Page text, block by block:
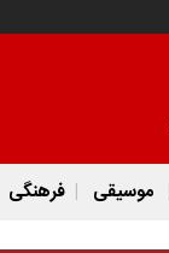
موسیقی فرهنگی